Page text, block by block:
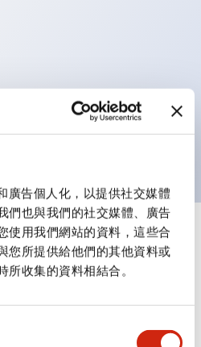
廣告個人化，以提供社交媒體
們也與我們的社交媒體、廣告
使用我們網站的資料，這些合
您所提供給他們的其他資料或
所收集的資料相結合。
性的彈子鎖結構
顯示全部